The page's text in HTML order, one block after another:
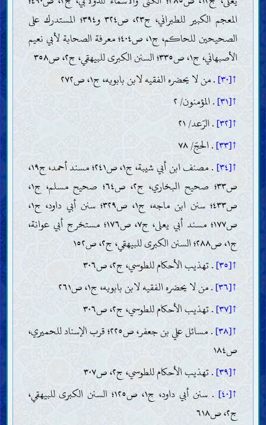
المعجم الكبير للطبراني، ج٢٣، ص٣٢٤ و٣٩٤؛ المستدرك على
الصحيحين للحاكم، ج١، ص٤٠٤؛ معرفة الصحابة لأبي نعيم
الأصبهاني، ج١، ص٣٣٥؛ السنن الكبرى للبيهقي، ج٢، ص٣٥٨
↑[٣٠] . من لا يحضره الفقيه لابن بابويه، ج١، ص٢٧٢
↑[٣١] . المؤمنون/ ٢
↑[٣٢]
. الرّعد/ ٢١
↑[٣٣]
. الحجّ/ ٧٨
↑[٣٤]
. مصنف ابن أبي شيبة، ج١، ص٢٤١؛ مسند أحمد، ج١٩،
ص٣٣؛ صحيح البخاري، ج٢، ص٦٤؛ صحيح مسلم، ج١،
ص٤٣٣؛ سنن ابن ماجه، ج١، ص٣٢٩؛ سنن أبي داود، ج١،
ص١٧٧؛ مسند أبي يعلى، ج٧، ص١٧٦؛ مستخرج أبي عوانة،
ج١، ص٢٨٨؛ السنن الكبرى للبيهقي، ج٢، ص١٥٢
↑[٣٥]
. تهذيب الأحكام للطوسي، ج٢، ص٣٠٦
↑[٣٦]
. من لا يحضره الفقيه لابن بابويه، ج١، ص٢٦١
↑[٣٧]
. تهذيب الأحكام للطوسي، ج٢، ص٣٠٦
↑[٣٨]
. مسائل علي بن جعفر، ص٢٢٥؛ قرب الإسناد للحميري،
ص١٨٤
↑[٣٩]
. تهذيب الأحكام للطوسي، ج٢، ص٣٠٧
↑[٤٠]
. سنن أبي داود، ج١، ص١٢٥؛ السنن الكبرى للبيهقي،
ج٢، ص٦١٨